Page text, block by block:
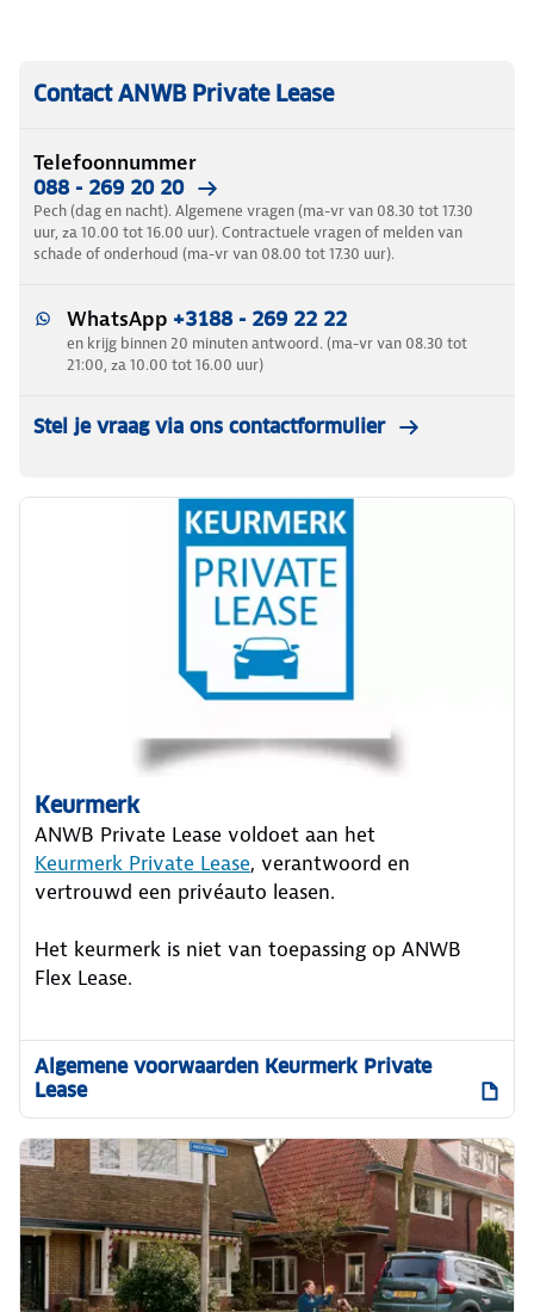
Contact ANWB Private Lease
Telefoonnummer
088 - 269 20 20
Pech (dag en nacht). Algemene vragen (ma-vr van 08.30 tot 17.30
uur, za 10.00 tot 16.00 uur). Contractuele vragen of melden van
schade of onderhoud (ma-vr van 08.00 tot 17.30 uur).
WhatsApp +3188 - 269 22 22
en krijg binnen 20 minuten antwoord. (ma-vr van 08.30 tot
21:00, za 10.00 tot 16.00 uur)
Stel je vraag via ons contactformulier
Keurmerk
ANWB Private Lease voldoet aan het
Keurmerk Private Lease, verantwoord en
vertrouwd een privéauto leasen.
Het keurmerk is niet van toepassing op ANWB
Flex Lease.
Algemene voorwaarden Keurmerk Private
Lease